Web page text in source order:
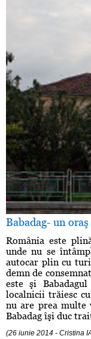
Babadag- un
România este
unde nu se
autocar plin cu
demn de
este şi
localnicii trăiesc
nu are prea multe
Babadag îşi duc
(26 iunie 2014 - Cristina